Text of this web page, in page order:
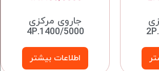
جاروی مرکزی
4P.1400/5000
اطلاعات بیشتر